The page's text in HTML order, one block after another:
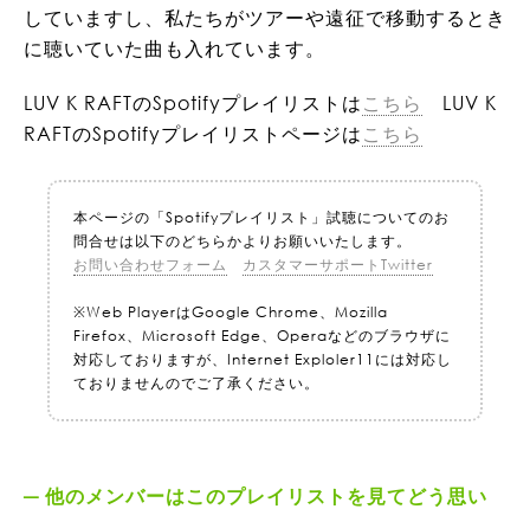
していますし、私たちがツアーや遠征で移動するとき
に聴いていた曲も入れています。
LUV K RAFTのSpotifyプレイリストはこちら
LUV K
RAFTのSpotifyプレイリストページはこちら
本ページの「Spotifyプレイリスト」試聴についてのお
問合せは以下のどちらかよりお願いいたします。
お問い合わせフォーム
カスタマーサポートTwitter
※Web PlayerはGoogle Chrome、Mozilla
Firefox、Microsoft Edge、Operaなどのブラウザに
対応しておりますが、Internet Exploler11には対応し
ておりませんのでご了承ください。
他のメンバーはこのプレイリストを見てどう思い